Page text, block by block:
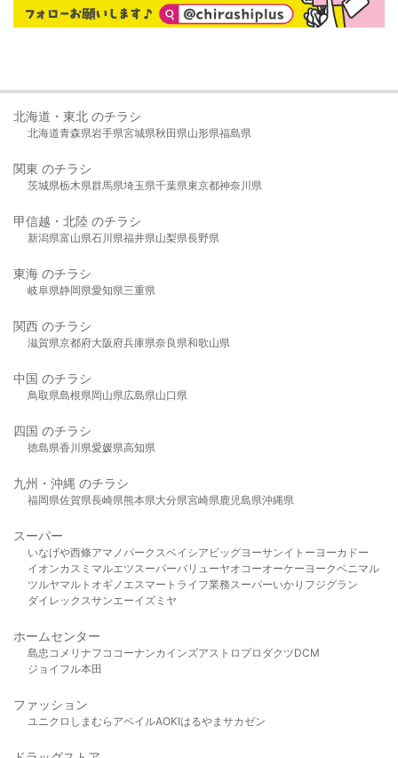
北海道・東北 のチラシ
北海道青森県岩手県宮城県秋田県山形県福島県
関東 のチラシ
茨城県栃木県群馬県埼玉県千葉県東京都神奈川県
甲信越・北陸 のチラシ
新潟県富山県石川県福井県山梨県長野県
東海 のチラシ
岐阜県静岡県愛知県三重県
関西 のチラシ
滋賀県京都府大阪府兵庫県奈良県和歌山県
中国 のチラシ
鳥取県島根県岡山県広島県山口県
四国 のチラシ
徳島県香川県愛媛県高知県
九州・沖縄 のチラシ
福岡県佐賀県長崎県熊本県大分県宮崎県鹿児島県沖縄県
スーパー
いなげや西條アマノパークスベイシア ビッグヨーサンイトーヨーカドー
イオンカスミ マルエツスーパーバリューヤオコーオーケー ヨークベニマル
ツルヤマルト オギノ エスマート ライフ業務スーパーいかり フジグラン
ダイレックスサンエーイズミヤ
ホームセンター
島忠 コメリ ナフコ コーナンカインズアストロプロダクツDCM
ジョイフル本田
ファッション
ユニクロ しまむら アベイルAOKIはるやま サカゼン